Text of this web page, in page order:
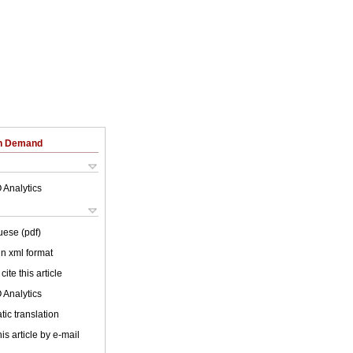
Demand
Analytics
(pdf)
xml format
this article
Analytics
translation
article by e-mail